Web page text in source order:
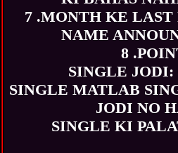
7 .MONTH KE
NAME
8
SINGLE JODI:
SINGLE MATLAB
JODI NO
SINGLE KI